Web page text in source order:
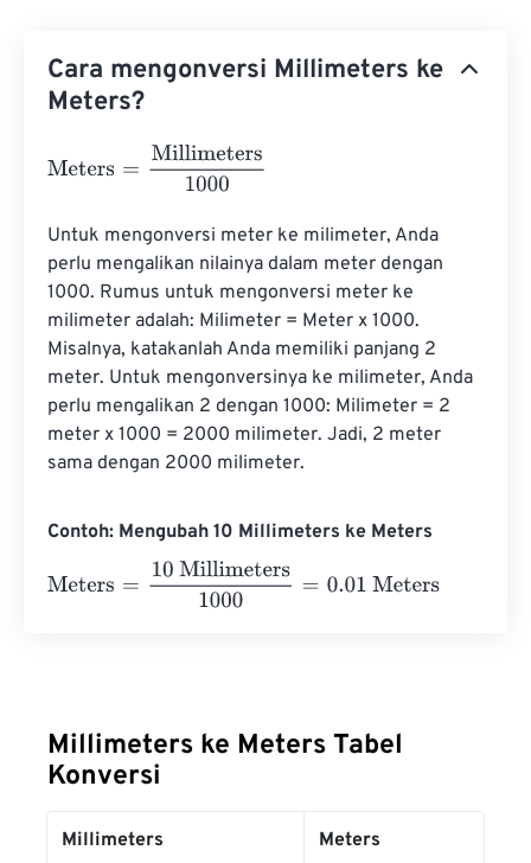
Cara mengonversi Millimeters ke
Meters?
Meters Millimeters1000
Untuk mengonversi meter ke milimeter, Anda
perlu mengalikan nilainya dalam meter dengan
1000. Rumus untuk mengonversi meter ke
milimeter adalah: Milimeter = Meter x 1000.
Misalnya, katakanlah Anda memiliki panjang 2
meter. Untuk mengonversinya ke milimeter, Anda
perlu mengalikan 2 dengan 1000: Milimeter = 2
meter x 1000 = 2000 milimeter. Jadi, 2 meter
sama dengan 2000 milimeter.
Contoh: Mengubah 10 Millimeters ke Meters
Meters
10 Millimeters1000= 0.01 Meters
Millimeters ke Meters Tabel
Konversi
Millimeters Meters